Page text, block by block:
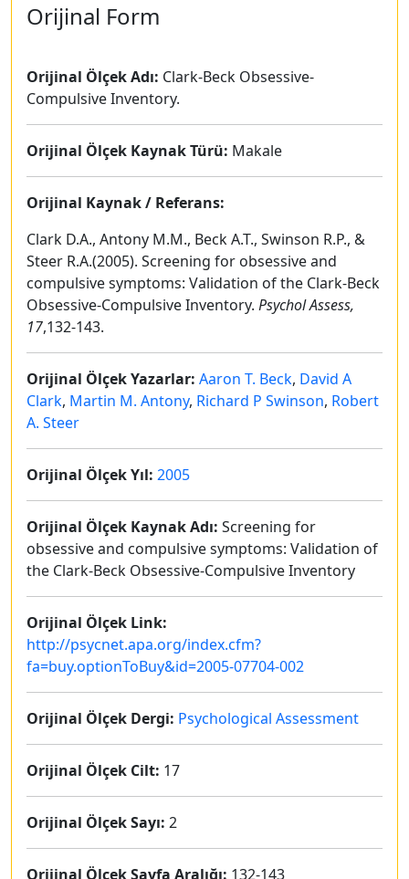
Orijinal Form
Orijinal Ölçek Adı: Clark-Beck Obsessive-
Compulsive Inventory.
Orijinal Ölçek Kaynak Türü: Makale
Orijinal Kaynak / Referans:
Clark D.A., Antony M.M., Beck A.T., Swinson R.P., &
Steer R.A.(2005). Screening for obsessive and
compulsive symptoms: Validation of the Clark-Beck
Obsessive-Compulsive Inventory. Psychol Assess,
17,132-143.
Orijinal Ölçek Yazarlar: Aaron T. Beck, David A
Clark, Martin M. Antony, Richard P Swinson, Robert
A. Steer
Orijinal Ölçek Yıl: 2005
Orijinal Ölçek Kaynak Adı: Screening for
obsessive and compulsive symptoms: Validation of
the Clark-Beck Obsessive-Compulsive Inventory
Orijinal Ölçek Link:
http://psycnet.apa.org/index.cfm?
fa=buy.optionToBuy&id=2005-07704-002
Orijinal Ölçek Dergi: Psychological Assessment
Orijinal Ölçek Cilt: 17
Orijinal Ölçek Sayı: 2
Orijinal Ölçek Sayfa Aralığı: 132-143